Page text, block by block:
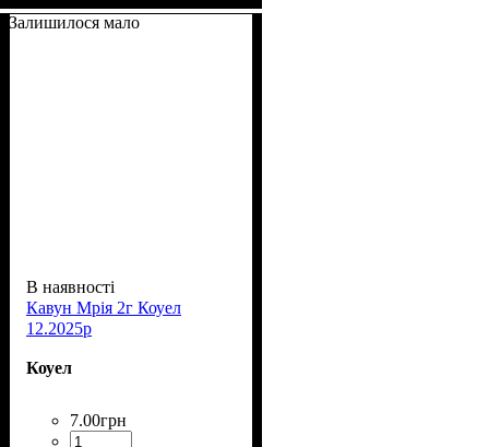
Залишилося мало
В наявності
Кавун Мрія 2г Коуел
12.2025р
Коуел
7.00грн